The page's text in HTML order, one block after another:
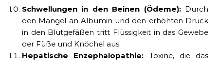
Schwellungen in den Beinen (Ödeme):Durch
den Mangel an Albumin und den erhöhten Druck
in den Blutgefäßen tritt Flüssigkeit in das Gewebe
der Füße und Knöchel aus.
Hepatische Enzephalopathie: Toxine, die das